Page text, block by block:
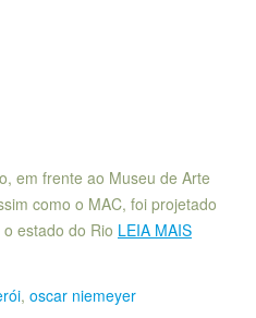
em frente ao Museu de Arte
como o MAC, foi projetado
estado do Rio LEIA MAIS
, oscar niemeyer